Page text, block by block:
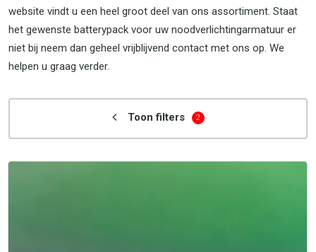
website vindt u een heel groot deel van ons assortiment. Staat
het gewenste batterypack voor uw noodverlichtingarmatuur er
niet bij neem dan geheel vrijblijvend contact met ons op. We
helpen u graag verder.
Toon filters 2